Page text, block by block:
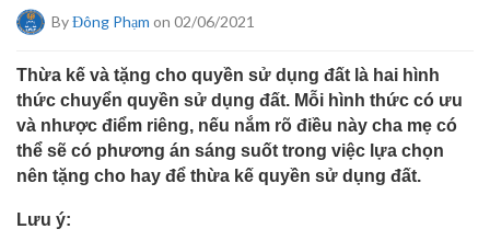
ByĐông Phạm on 02/06/2021
Thừa kế và tặng cho quyền sử dụng đất là hai hình
thức chuyển quyền sử dụng đất. Mỗi hình thức có ưu
và nhược điểm riêng, nếu nắm rõ điều này cha mẹ có
thể sẽ có phương án sáng suốt trong việc lựa chọn
nên tặng cho hay để thừa kế quyền sử dụng đất.
Lưu ý: